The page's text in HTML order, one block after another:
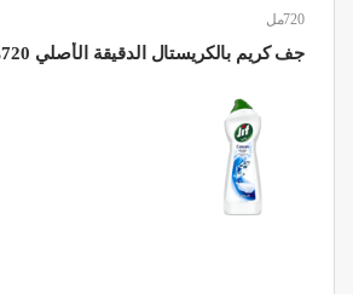
720مل
جف كريم بالكريستال الدقيقة الأصلي 720مل